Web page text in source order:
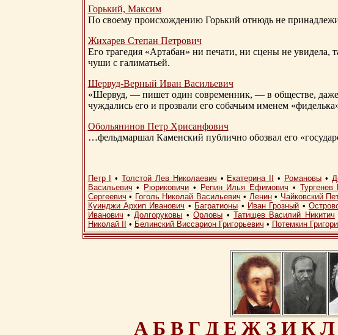
Горький, Максим
По своему происхождению Горький отнюдь не
Жихарев Степан Петрович
Его трагедия «Артабан» ни печати, ни сцены не увидела,
чуши с галиматьей.
Шервуд-Верный Иван Васильевич
«Шервуд, — пишет один современник, — в обществе,
чуждались его и прозвали его собачьим именем
Обольянинов Петр Хрисанфович
…фельдмаршал Каменский публично обозвал его
Петр I •Толстой Лев Николаевич • Екатерина II • Романовы•
Васильевич • Рюриковичи • Репин Илья Ефимович • Тургенев
Сергеевич • Гоголь Николай Васильевич • Ленин• Чайковский
Куинджи Архип Иванович • Багратионы • Иван Грозный •
Иванович •Долгоруковы •Орловы • Татищев Василий Никитич
Николай II
• Белинский Виссарион Григорьевич • Потемкин
А Б В Г Д Е Ж З И К Л